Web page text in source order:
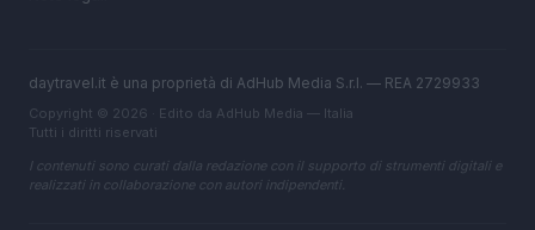
daytravel.it è una proprietà di AdHub Media S.r.l. — REA 2729933
Copyright © 2026 · Edito da AdHub Media — Italia
Tutti i diritti riservati
I contenuti sono curati dalla redazione con il supporto di strumenti digitali e
realizzati in collaborazione con autori indipendenti.